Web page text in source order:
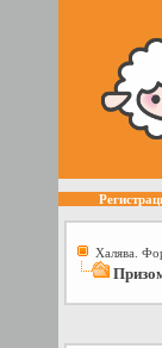
Халява.